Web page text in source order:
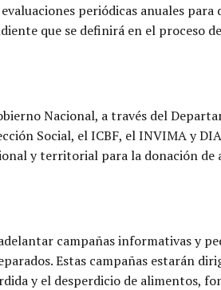
periódicas anuales
que se definirá en el proceso
Nacional, a través del
Social, el ICBF, el INVIMA y
y territorial para la donación
campañas informativas y
Estas campañas estarán
y el desperdicio de alimentos,